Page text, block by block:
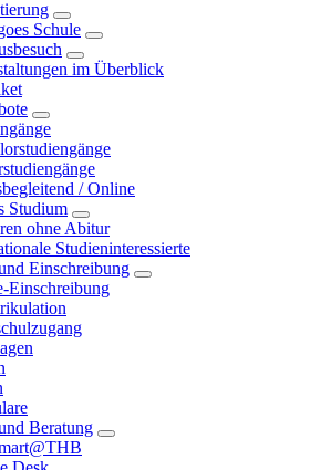
Schule
im Überblick
/ Online
Studium
ohne Abitur
Studieninteressierte
Einschreibung
Einschreibung
Beratung